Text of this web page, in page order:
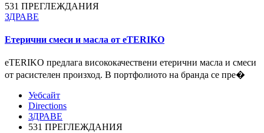
531 ПРЕГЛЕЖДАНИЯ
ЗДРАВЕ
Етерични смеси и масла от eTERIKO
eTERIKO предлага висококачествени етерични масла и смеси
от расистелен произход. В портфолиото на бранда се пре�
Уебсайт
Directions
ЗДРАВЕ
531 ПРЕГЛЕЖДАНИЯ